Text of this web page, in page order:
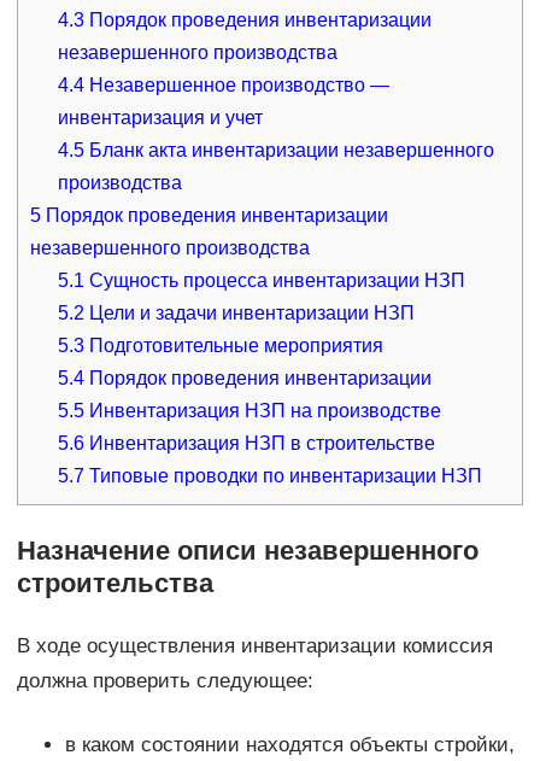
4.3 Порядок проведения инвентаризации
незавершенного производства
4.4 Незавершенное производство —
инвентаризация и учет
4.5 Бланк акта инвентаризации незавершенного
производства
5Порядок проведения инвентаризации
незавершенного производства
5.1 Сущность процесса инвентаризации НЗП
5.2 Цели и задачи инвентаризации НЗП
5.3 Подготовительные мероприятия
5.4 Порядок проведения инвентаризации
5.5 Инвентаризация НЗП на производстве
5.6 Инвентаризация НЗП в строительстве
5.7 Типовые проводки по инвентаризации НЗП
Назначение описи незавершенного
строительства
В ходе осуществления инвентаризации комиссия
должна проверить следующее:
в каком состоянии находятся объекты стройки,